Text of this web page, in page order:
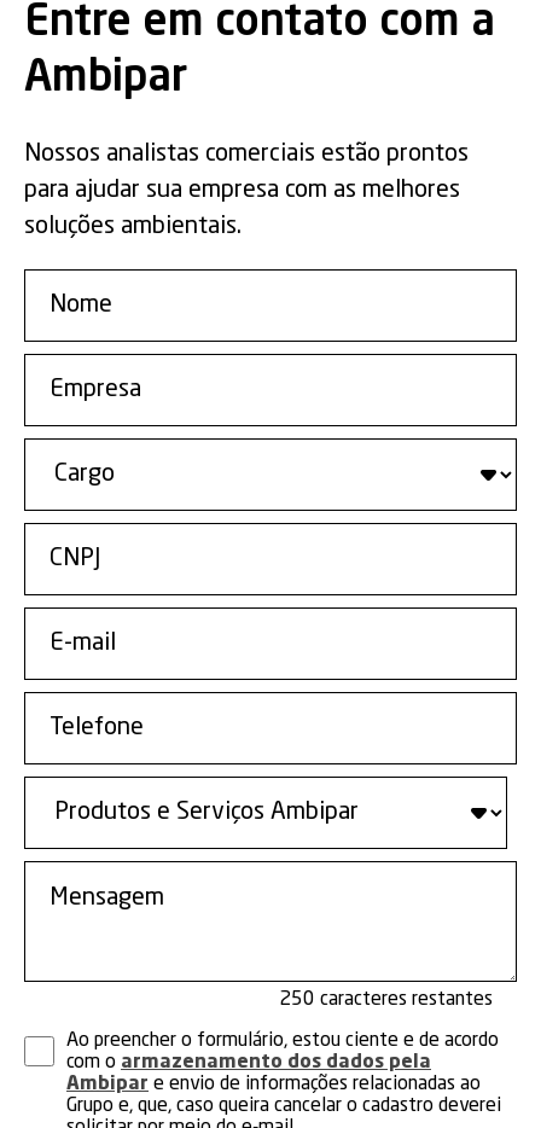
Entre em contato com a
Ambipar
Nossos analistas comerciais estão prontos
para ajudar sua empresa com as melhores
soluções ambientais.
250
Ao preencher o formulário, estou ciente e de acordo
com o armazenamento dos dados pela
Ambipar e envio de informações relacionadas ao
Grupo e, que, caso queira cancelar o cadastro deverei